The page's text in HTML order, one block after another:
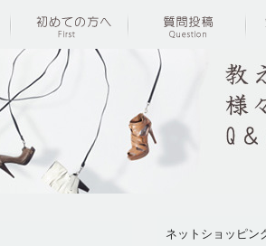
ネットショッピン